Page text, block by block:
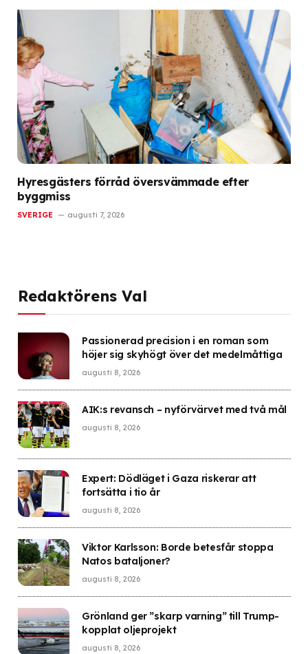
Hyresgästers förråd översvämmade efter
byggmiss
SVERIGE augusti 7, 2026
Redaktörens Val
Passionerad precision i en roman som
höjer sig skyhögt över det medelmåttiga
augusti 8, 2026
AIK:s revansch – nyförvärvet med två mål
augusti 8, 2026
Expert: Dödläget i Gaza riskerar att
fortsätta i tio år
augusti 8, 2026
Viktor Karlsson: Borde betesfår stoppa
Natos bataljoner?
augusti 8, 2026
Grönland ger ”skarp varning” till Trump-
kopplat oljeprojekt
augusti 8, 2026